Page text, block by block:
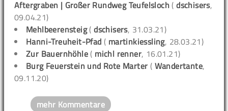
Aftergraben | Großer Rundweg Teufelsloch (dschisers,
09.04.21)
Mehlbeerensteig(dschisers, 31.03.21)
Hanni-Treuheit-Pfad ( martinkiessling, 28.03.21)
Zur Bauernhöhle ( michl renner, 16.01.21)
Burg Feuerstein und Rote Marter ( Wandertante,
09.11.20)
mehr Kommentare